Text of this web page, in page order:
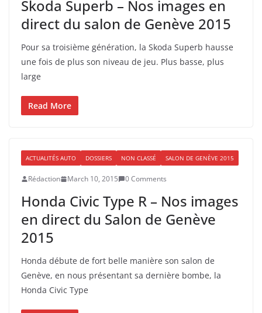
Skoda Superb – Nos images en
direct du salon de Genève 2015
Pour sa troisième génération, la Skoda Superb hausse
une fois de plus son niveau de jeu. Plus basse, plus
large
Read More
ACTUALITÉS AUTO DOSSIERS NON CLASSÉ SALON DE GENÈVE 2015
Rédaction March 10, 2015 0 Comments
Honda Civic Type R – Nos images
en direct du Salon de Genève
2015
Honda débute de fort belle manière son salon de
Genève, en nous présentant sa dernière bombe, la
Honda Civic Type